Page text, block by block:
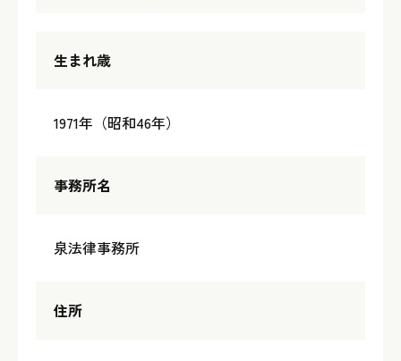
生まれ歳
1971年（昭和46年）
事務所名
泉法律事務所
住所